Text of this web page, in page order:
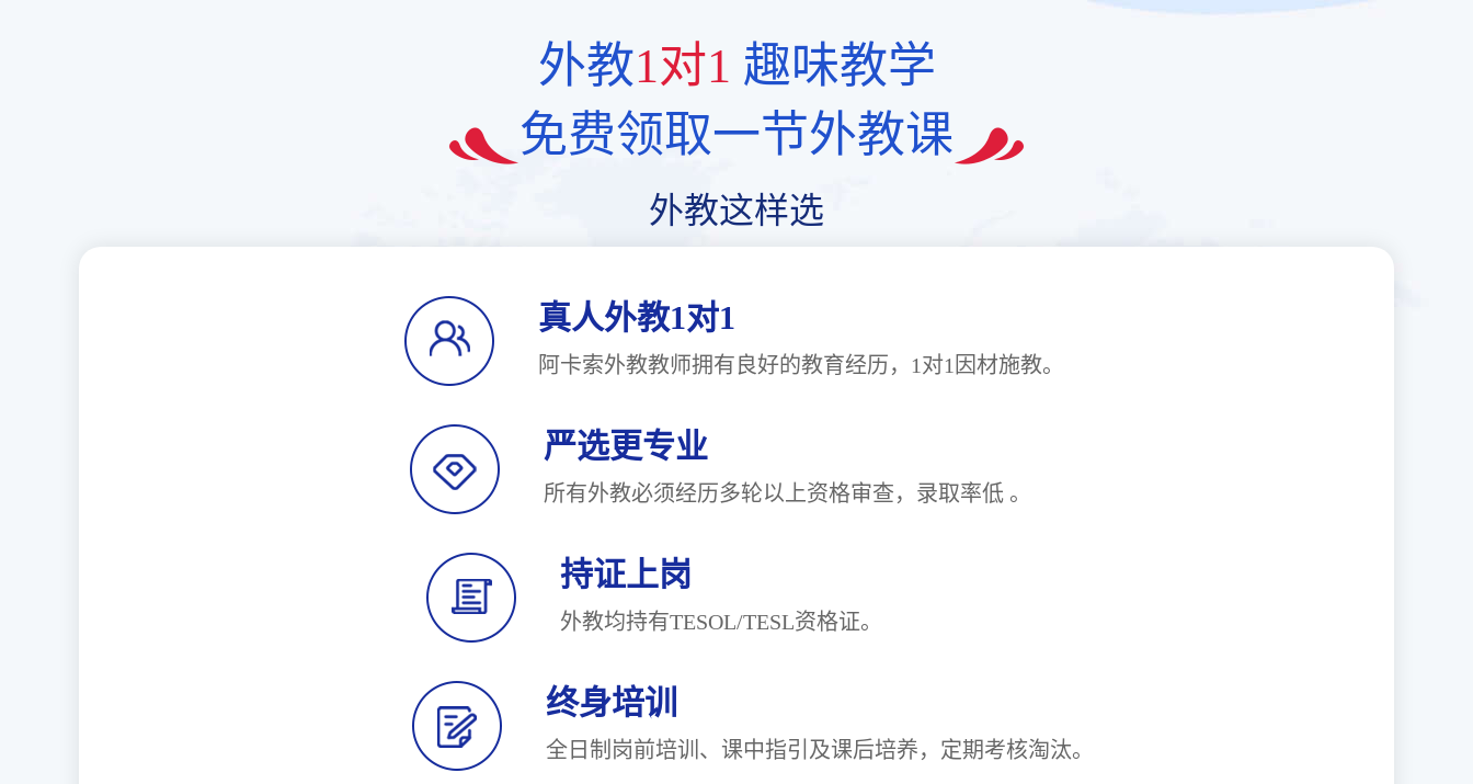
外教1对1 趣味教学
免费领取一节外教课
外教这样选
真人外教1对1
阿卡索外教教师拥有良好的教育经历，1对1因材施教。
严选更专业
所有外教必须经历多轮以上资格审查，录取率低 。
持证上岗
外教均持有TESOL/TESL资格证。
终身培训
全日制岗前培训、课中指引及课后培养，定期考核淘汰。